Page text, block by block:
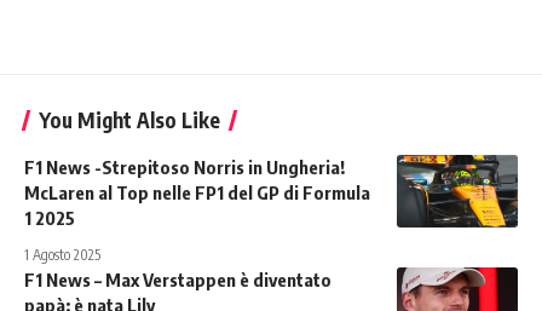
You Might Also Like
F1 News -Strepitoso Norris in Ungheria!
McLaren al Top nelle FP1 del GP di Formula
1 2025
1 Agosto 2025
F1 News – Max Verstappen è diventato
papà: è nata Lily